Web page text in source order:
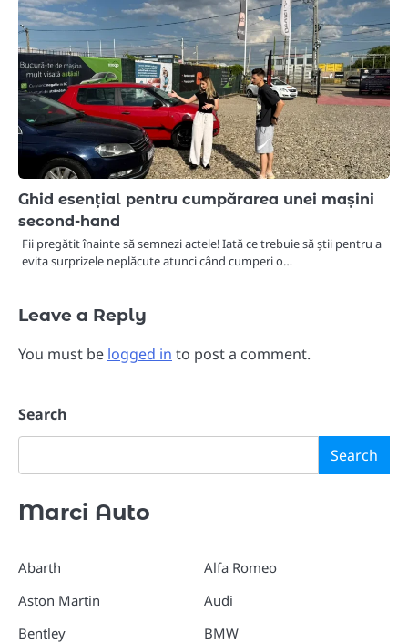
Ghid esențial pentru cumpărarea unei mașini
second-hand
Fii pregătit înainte să semnezi actele! Iată ce trebuie să știi pentru a
evita surprizele neplăcute atunci când cumperi o…
Leave a Reply
You must be logged in to post a comment.
Search
Search
Marci Auto
Abarth
Aston Martin
Bentley
Alfa Romeo
Audi
BMW